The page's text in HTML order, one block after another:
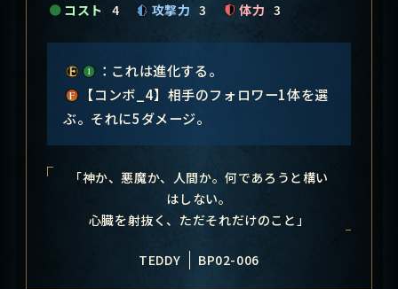
コスト 4 攻撃力 3 体力 3
：これは進化する。
【コンボ_4】相手のフォロワー1体を選
ぶ。それに5ダメージ。
「神か、悪魔か、人間か。何であろうと構い
はしない。
心臓を射抜く、ただそれだけのこと」
TEDDY BP02-006